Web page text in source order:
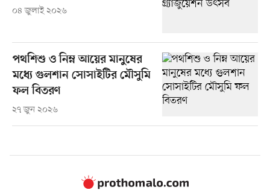
০৪ জুলাই ২০২৬
পথশিশু ও নিম্ন আয়ের মানুষের
মধ্যে গুলশান সোসাইটির মৌসুমি
ফল বিতরণ
২৭ জুন ২০২৬